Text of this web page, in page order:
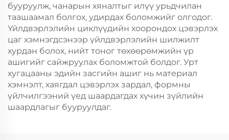
бууруулж, чанарын хяналтыг илүү урьдчилан
таашаамал болгох, удирдах боломжийг олгодог.
Үйлдвэрлэлийн циклүүдийн хоорондох цэвэрлэх
цаг хэмнэгдсэнээр үйлдвэрлэлийн шилжилт
хурдан болох, нийт тоног төхөөрөмжийн үр
ашигийг сайжруулах боломжтой болдог. Урт
хугацааны эдийн засгийн ашиг нь материал
хэмнэлт, хаягдал цэвэрлэх зардал, формны
үйлчилгээний үед шаардагдах хүчин зүйлийн
шаардлагыг бууруулдаг.